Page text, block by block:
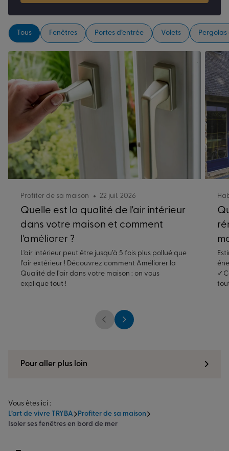
Tous Fenêtres Portes d’entrée Volets
Profiter de sa maison 22 juil. 2026
Quelle est la qualité de l'air intérieur
dans votre maison et comment
l'améliorer ?
L'air intérieur peut être jusqu’à 5 fois plus pollué que
l’air extérieur ! Découvrez comment Améliorer la
Qualité de l’air dans votre maison : on vous
explique tout !
Pour aller plus loin
Vous êtes ici :
L’art de vivre TRYBA
Profiter de sa maison
Isoler ses fenêtres en bord de mer